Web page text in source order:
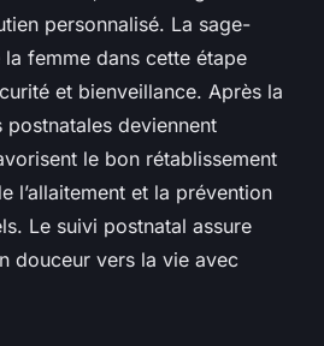
personnalisé. La sage-
femme dans cette étape
et bienveillance. Après la
postnatales deviennent
le bon rétablissement
l’allaitement et la prévention
Le suivi postnatal assure
douceur vers la vie avec